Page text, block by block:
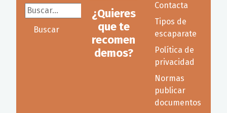
Buscar...
Buscar
¿Quieres
que te
recomen
demos?
Contacta
Tipos de
escaparate
Política de
privacidad
Normas
publicar
documentos